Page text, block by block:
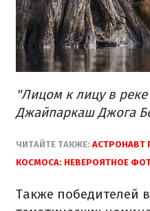
"Лицом к лицу в
Джайпаркаш Джога
ЧИТАЙТЕ ТАКЖЕ: АСТРОНАВТ
КОСМОСА: НЕВЕРОЯТНОЕ
Также победителей